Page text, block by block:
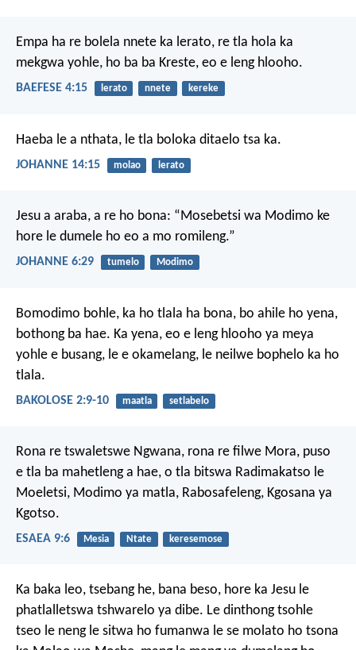
Empa ha re bolela nnete ka lerato, re tla hola ka
mekgwa yohle, ho ba ba Kreste, eo e leng hlooho.
BAEFESE 4:15 lerato nnete kereke
Haeba le a nthata, le tla boloka ditaelo tsa ka.
JOHANNE 14:15 molao lerato
Jesu a araba, a re ho bona: “Mosebetsi wa Modimo ke
hore le dumele ho eo a mo romileng.”
JOHANNE 6:29 tumelo Modimo
Bomodimo bohle, ka ho tlala ha bona, bo ahile ho yena,
bothong ba hae. Ka yena, eo e leng hlooho ya meya
yohle e busang, le e okamelang, le neilwe bophelo ka ho
tlala.
BAKOLOSE 2:9-10 maatla setlabelo
Rona re tswaletswe Ngwana, rona re filwe Mora, puso
e tla ba mahetleng a hae, o tla bitswa Radimakatso le
Moeletsi, Modimo ya matla, Rabosafeleng, Kgosana ya
Kgotso.
ESAEA 9:6 Mesia Ntate keresemose
Ka baka leo, tsebang he, bana beso, hore ka Jesu le
phatlalletswa tshwarelo ya dibe. Le dinthong tsohle
tseo le neng le sitwa ho fumanwa le se molato ho tsona